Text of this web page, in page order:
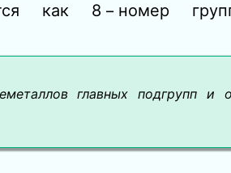
как 8 − номер
главных подгрупп и